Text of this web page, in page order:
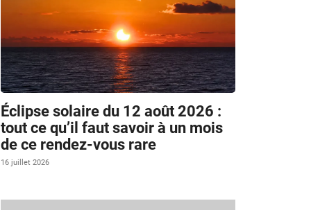
Éclipse solaire du 12 août 2026 :
tout ce qu’il faut savoir à un mois
de ce rendez-vous rare
16 juillet 2026